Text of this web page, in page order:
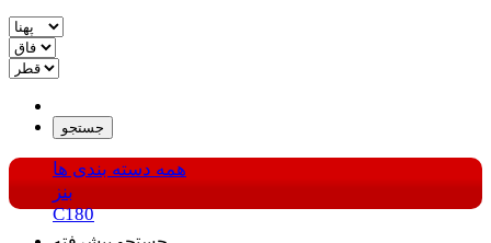
جستجو
همه دسته بندی ها
بنز
C180